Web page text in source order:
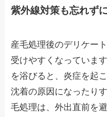
紫外線対策も忘れず
産毛処理後のデリケー
受けやすくなっていま
を浴びると、炎症を起
沈着の原因になったり
毛処理は、外出直前を